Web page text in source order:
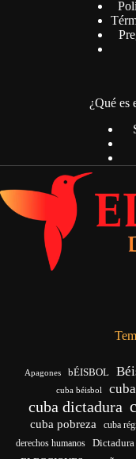
¿Qué es
Apagones bÉISBOL
cuba béisbol
cuba dictadura
cuba pobreza cuba
derechos humanos Dictadura